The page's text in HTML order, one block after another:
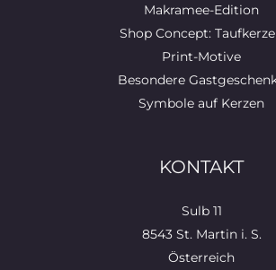
Makramee-Edition
Shop Concept:
Print-Motive
Besondere
Symbole auf Kerzen
KONTAKT
Sulb 11
8543 St. Martin i. S.
Österreich